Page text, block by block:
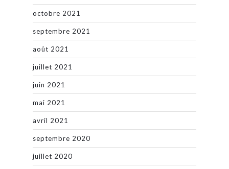
octobre 2021
septembre 2021
août 2021
juillet 2021
juin 2021
mai 2021
avril 2021
septembre 2020
juillet 2020